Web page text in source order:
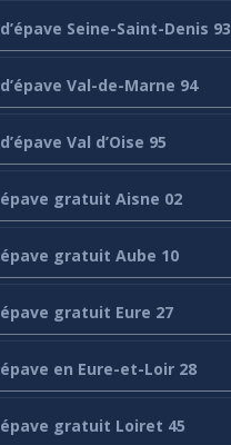
d’épave Seine-Saint-Denis 93
d’épave Val-de-Marne 94
d’épave Val d’Oise 95
épave gratuit Aisne 02
épave gratuit Aube 10
épave gratuit Eure 27
épave en Eure-et-Loir 28
épave gratuit Loiret 45